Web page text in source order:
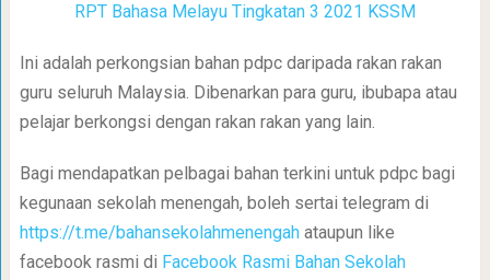
RPT Bahasa Melayu Tingkatan 3 2021 KSSM
Ini adalah perkongsian bahan pdpc daripada rakan rakan
guru seluruh Malaysia. Dibenarkan para guru, ibubapa atau
pelajar berkongsi dengan rakan rakan yang lain.
Bagi mendapatkan pelbagai bahan terkini untuk pdpc bagi
kegunaan sekolah menengah, boleh sertai telegram di
https://t.me/bahansekolahmenengah ataupun like
facebook rasmi di Facebook Rasmi Bahan Sekolah